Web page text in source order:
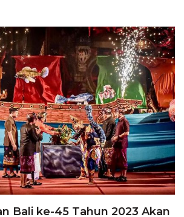
Bali ke-45 Tahun 2023 Akan